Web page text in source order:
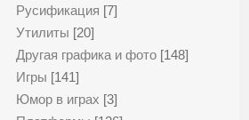
Русификация [7]
Утилиты [20]
Другая графика и фото [148]
Игры [141]
Юмор в играх [3]